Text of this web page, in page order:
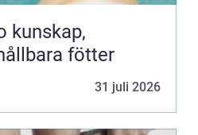
fötter
31 juli 2026